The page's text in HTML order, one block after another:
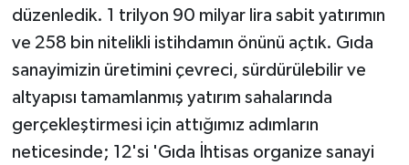
düzenledik. 1 trilyon 90 milyar lira sabit yatırımın
ve 258 bin nitelikli istihdamın önünü açtık. Gıda
sanayimizin üretimini çevreci, sürdürülebilir ve
altyapısı tamamlanmış yatırım sahalarında
gerçekleştirmesi için attığımız adımların
neticesinde; 12'si 'Gıda İhtisas organize sanayi